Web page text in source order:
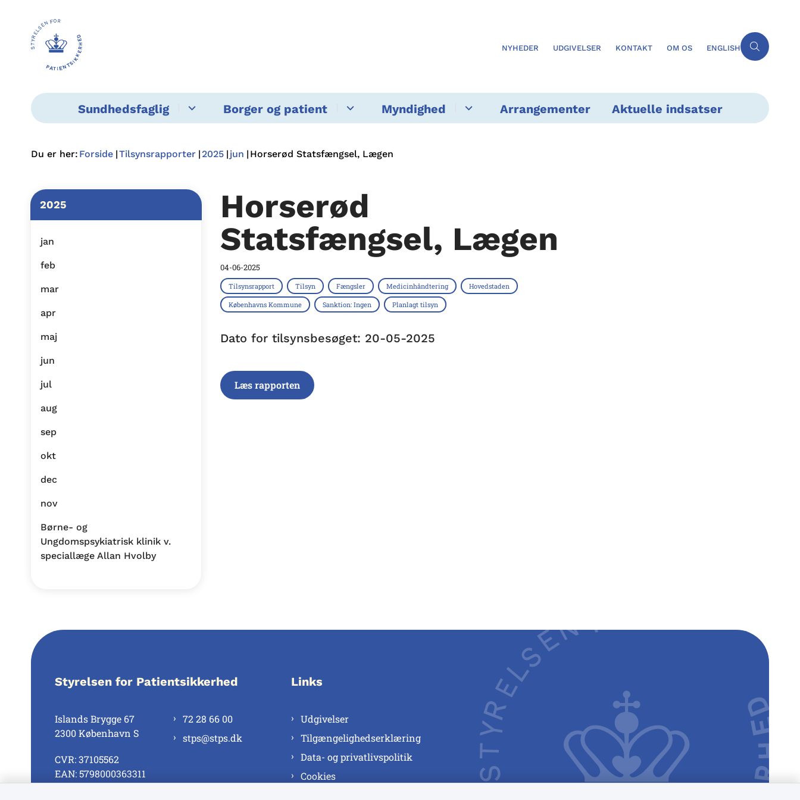
NYHEDER UDGIVELSER KONTAKT OM OS ENGLISH
Sundhedsfaglig Borger og patient Myndighed Arrangementer Aktuelle indsatser
Du er her: Forside Tilsynsrapporter 2025 jun Horserød Statsfængsel, Lægen
2025
jan
feb
mar
apr
maj
jun
jul
aug
sep
okt
dec
nov
Børne- og
Ungdomspsykiatrisk klinik v.
speciallæge Allan Hvolby
Horserød
Statsfængsel, Lægen
04-06-2025
Tilsynsrapport Tilsyn Fængsler Medicinhåndtering Hovedstaden
Københavns Kommune Sanktion: Ingen Planlagt tilsyn
Dato for tilsynsbesøget: 20-05-2025
Læs rapporten
Styrelsen for Patientsikkerhed
Islands Brygge 67
2300 København S
CVR: 37105562
EAN: 5798000363311
72 28 66 00
stps@stps.dk
Links
Udgivelser
Tilgængelighedserklæring
Data- og privatlivspolitik
Cookies